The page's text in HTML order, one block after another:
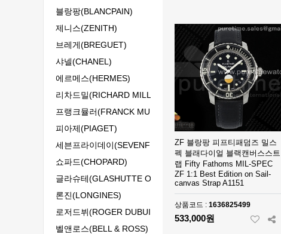
블랑팡(BLANCPAIN)
제니스(ZENITH)
브레게(BREGUET)
샤넬(CHANEL)
에르메스(HERMES)
리차드밀(RICHARD MILLE)
프랭크뮬러(FRANCK MULLER)
피아제(PIAGET)
세븐프라이데이(SEVENFRIDAY)
쇼파드(CHOPARD)
글라슈테(GLASHUTTE ORIGINAL)
론진(LONGINES)
로저드뷔(ROGER DUBUIS)
벨앤로스(BELL & ROSS)
ZF 블랑팡 피프티패덤즈 밀스
펙 블래다이얼 블랙캔버스스트
랩 Fifty Fathoms MIL-SPEC
ZF 1:1 Best Edition on Sail-
canvas Strap A1151
상품코드 : 1636825499
533,000원